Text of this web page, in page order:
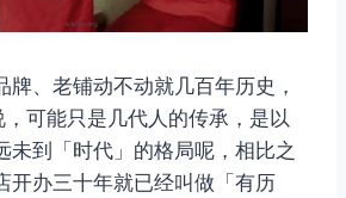
牌、老铺动不动就几百年历史，
可能只是几代人的传承，是以
未到「时代」的格局呢，相比之
开办三十年就已经叫做「有历
搜索